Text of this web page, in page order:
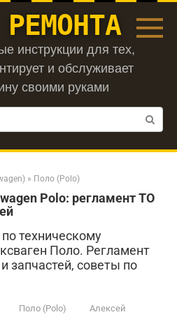
инструкции для тех,
и обслуживает
своими руками
» Поло (Polo)
Polo: регламент ТО
техническому
Поло. Регламент
запчастей, советы по
Поло (Polo)
Алексей